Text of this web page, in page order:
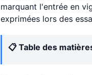
marquant l'entrée en
exprimées lors des
📋 Table des